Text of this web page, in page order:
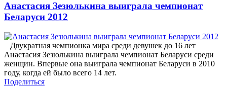
Анастасия Зезюлькина выиграла чемпионат
Беларуси 2012
Двукратная чемпионка мира среди девушек до 16 лет
Анастасия Зезюлькина выиграла чемпионат Беларуси среди
женщин. Впервые она выиграла чемпионат Беларуси в 2010
году, когда ей было всего 14 лет.
Поделиться